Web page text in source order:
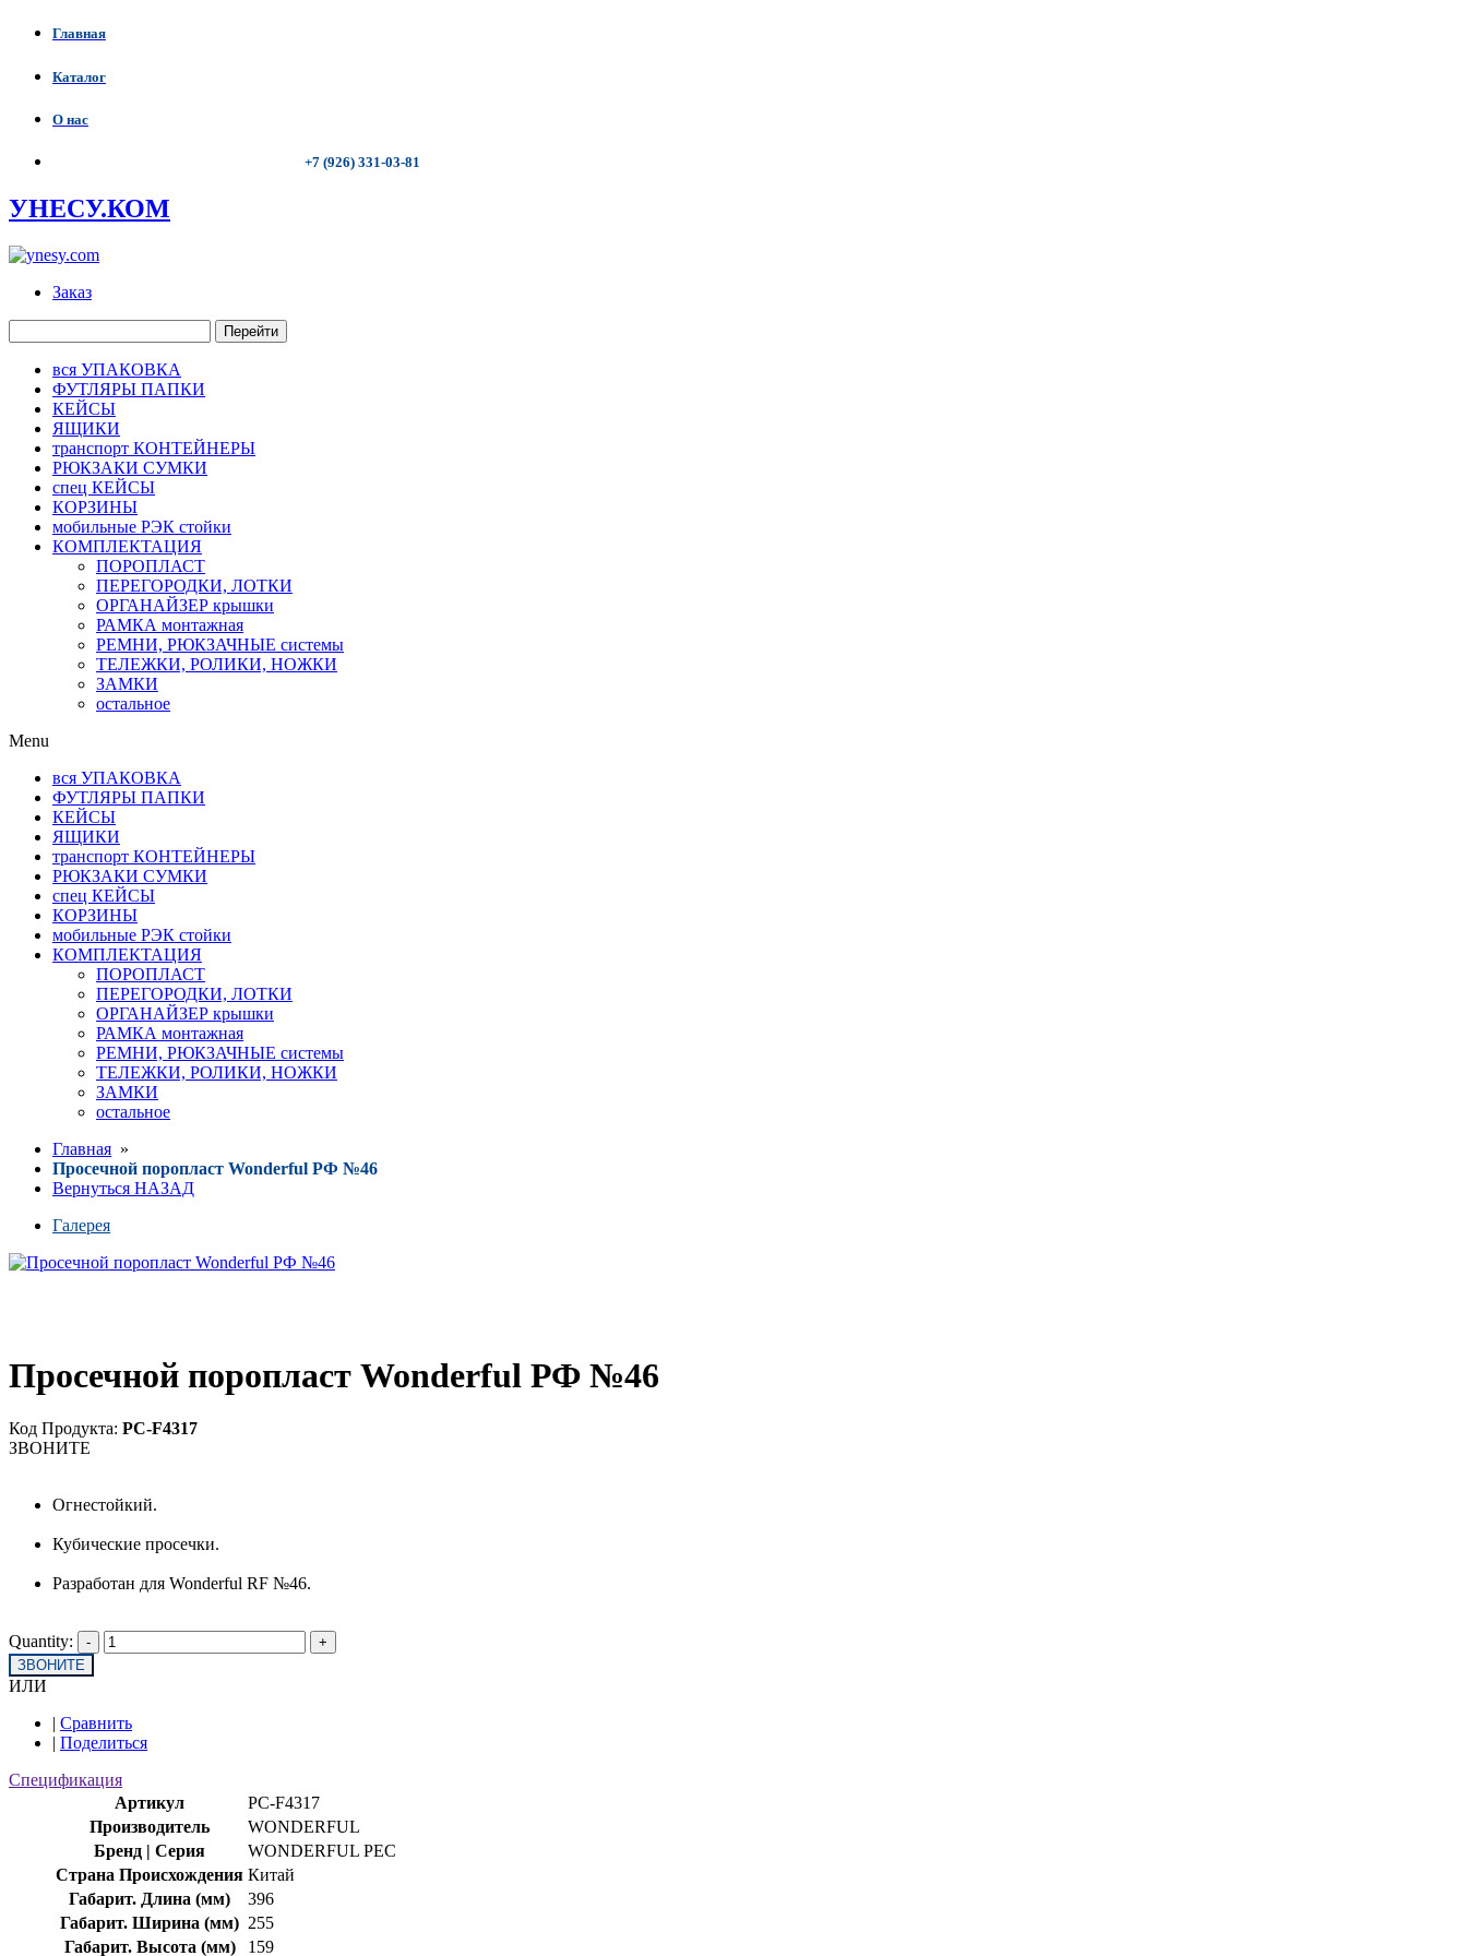
Главная
Каталог
О нас
+7 (926) 331-03-81
УНЕСУ.КОМ
Заказ
Перейти
вся УПАКОВКА
ФУТЛЯРЫ ПАПКИ
КЕЙСЫ
ЯЩИКИ
транспорт КОНТЕЙНЕРЫ
РЮКЗАКИ СУМКИ
спец КЕЙСЫ
КОРЗИНЫ
мобильные РЭК стойки
КОМПЛЕКТАЦИЯ
ПОРОПЛАСТ
ПЕРЕГОРОДКИ, ЛОТКИ
ОРГАНАЙЗЕР крышки
РАМКА монтажная
РЕМНИ, РЮКЗАЧНЫЕ системы
ТЕЛЕЖКИ, РОЛИКИ, НОЖКИ
ЗАМКИ
остальное
Menu
вся УПАКОВКА
ФУТЛЯРЫ ПАПКИ
КЕЙСЫ
ЯЩИКИ
транспорт КОНТЕЙНЕРЫ
РЮКЗАКИ СУМКИ
спец КЕЙСЫ
КОРЗИНЫ
мобильные РЭК стойки
КОМПЛЕКТАЦИЯ
ПОРОПЛАСТ
ПЕРЕГОРОДКИ, ЛОТКИ
ОРГАНАЙЗЕР крышки
РАМКА монтажная
РЕМНИ, РЮКЗАЧНЫЕ системы
ТЕЛЕЖКИ, РОЛИКИ, НОЖКИ
ЗАМКИ
остальное
Главная »
Просечной поропласт Wonderful РФ №46
Вернуться НАЗАД
Галерея
Просечной поропласт Wonderful РФ №46
Код Продукта: PC-F4317
ЗВОНИТЕ
Огнестойкий.
Кубические просечки.
Разработан для Wonderful RF №46.
Quantity:
ЗВОНИТЕ
ИЛИ
| Сравнить
| Поделиться
Спецификация
Артикул
PC-F4317
Производитель
WONDERFUL
Бренд | Серия
WONDERFUL PEC
Страна Происхождения Китай
Габарит. Длина (мм)
396
Габарит. Ширина (мм) 255
Габарит. Высота (мм)
159